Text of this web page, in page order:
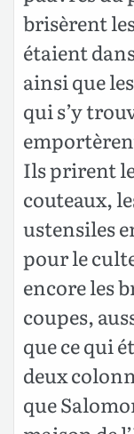
brisèrent
étaient
ainsi que
qui s’y
Ils prirent
couteaux,
ustensiles
pour le
encore les
coupes,
que ce qui
deux
que